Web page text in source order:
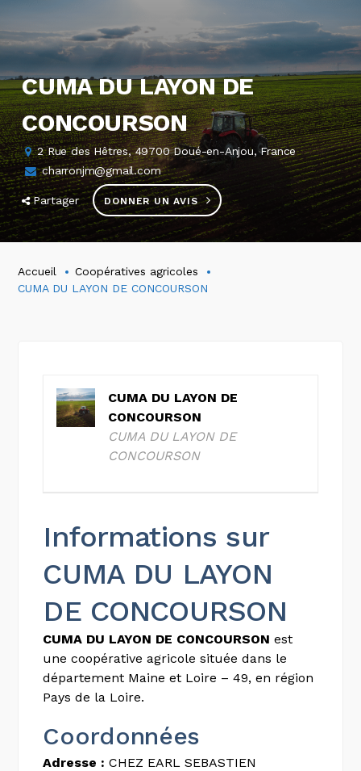
CUMA DU LAYON DE
CONCOURSON
2 Rue des Hêtres, 49700 Doué-en-Anjou, France
charronjm@gmail.com
Partager DONNER UN AVIS
Accueil
Coopératives agricoles
CUMA DU LAYON DE CONCOURSON
CUMA DU LAYON DE
CONCOURSON
CUMA DU LAYON DE
CONCOURSON
Informations sur
CUMA DU LAYON
DE CONCOURSON
CUMA DU LAYON DE CONCOURSON est
une coopérative agricole située dans le
département Maine et Loire – 49, en région
Pays de la Loire.
Coordonnées
Adresse : CHEZ EARL SEBASTIEN